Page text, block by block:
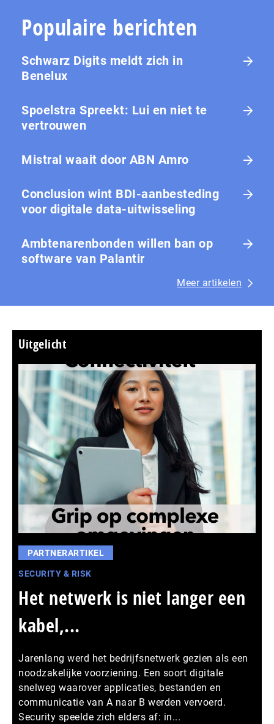
Populaire berichten
Schwarz Digits meldt zich in
Benelux
Spoelstra Spreekt: Lui en niet te
vertrouwen
Mistral waait door ABN Amro
Conclusion wint BDI-aanbesteding
voor digitale data-uitwisseling
Ambtenarenbonden willen ban op
software van Palantir
Meer artikelen
Uitgelicht
PARTNERARTIKEL
SECURITY & RISK
Het netwerk is niet langer een
kabel,...
Jarenlang werd het bedrijfsnetwerk gezien als een
noodzakelijke voorziening. Een soort digitale
snelweg waarover applicaties, bestanden en
communicatie van A naar B werden vervoerd.
Security speelde zich elders af: in...